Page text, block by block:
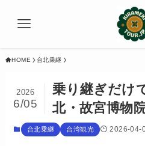
HOME 台北乗継
乗り継ぎだけ
北・故宮博物
2026
6/05
台北乗継 台湾観光 2026-04-